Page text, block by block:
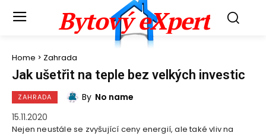
Bytový eXpert
Home Zahrada
Jak ušetřit na teple bez velkých investic
ZAHRADA By No name
15.11.2020
Nejen neustále se zvyšující ceny energií, ale také vliv na